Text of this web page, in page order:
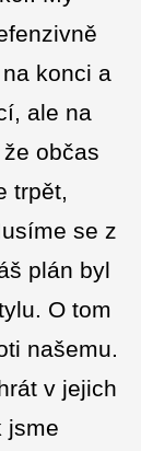
konci a
ale na
občas
trpět,
se z
plán byl
O tom
našemu.
v jejich
jsme